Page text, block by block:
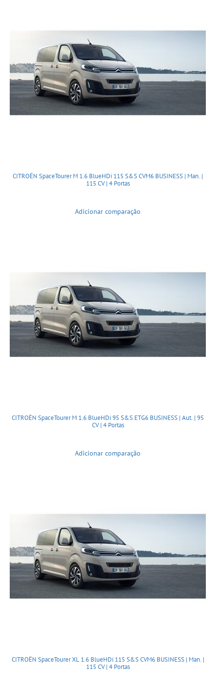
CITROËN SpaceTourer M 1.6 BlueHDi 115 S&S CVM6 BUSINESS | Man. |
115 CV | 4 Portas
Adicionar comparação
CITROËN SpaceTourer M 1.6 BlueHDi 95 S&S ETG6 BUSINESS | Aut. | 95
CV | 4 Portas
Adicionar comparação
CITROËN SpaceTourer XL 1.6 BlueHDi 115 S&S CVM6 BUSINESS | Man. |
115 CV | 4 Portas